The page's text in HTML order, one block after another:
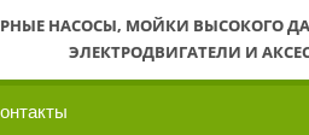
НАСОСЫ, МОЙКИ ВЫСОКОГО
ЭЛЕКТРОДВИГАТЕЛИ И